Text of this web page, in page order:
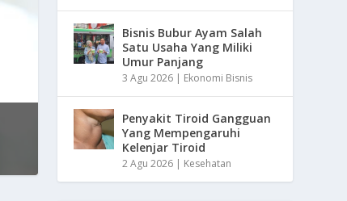
Bisnis Bubur Ayam Salah
Satu Usaha Yang Miliki
Umur Panjang
3 Agu 2026 | Ekonomi Bisnis
Penyakit Tiroid Gangguan
Yang Mempengaruhi
Kelenjar Tiroid
2 Agu 2026 | Kesehatan